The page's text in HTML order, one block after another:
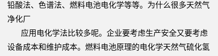
铅酸法、色谱法、燃料电池电化学等等。为什么很多天然气
净化厂
应用 电化学法比较多呢。企业要考虑生产安全又要考虑
设备成本和维护成本。燃料电池原理的电化学天然气硫化氢